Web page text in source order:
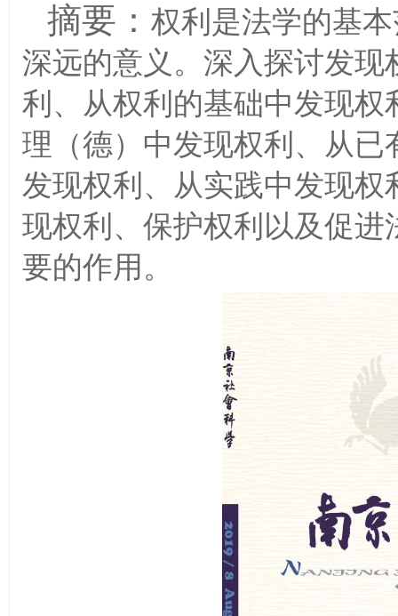
摘要： 权利是法学的基
深远的意义。深入探讨发
利、从权利的基础中发现
理（德）中发现权利、从
发现权利、从实践中发现
现权利、保护权利以及促
要的作用。